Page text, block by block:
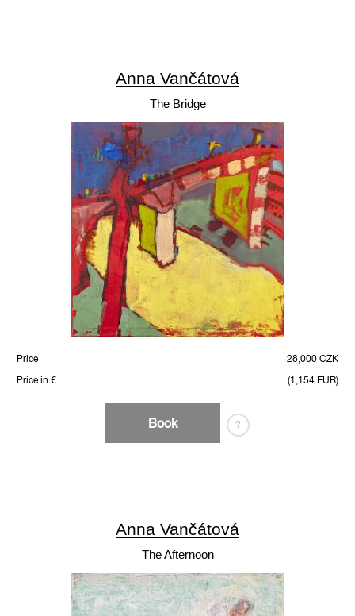
Anna Vančátová
The Bridge
Price
28,000 CZK
Price in €
(1,154 EUR)
Book ?
Anna Vančátová
The Afternoon